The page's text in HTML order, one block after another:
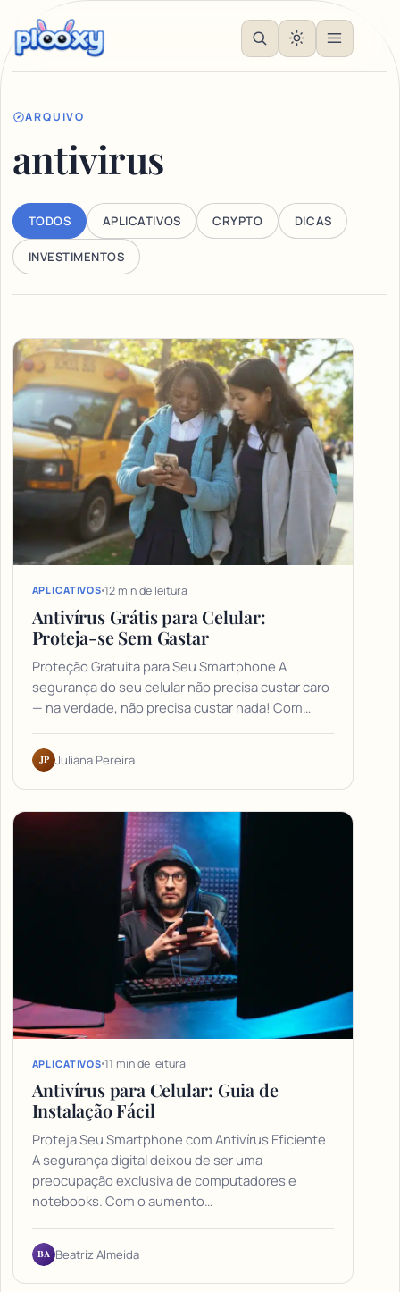
ARQUIVO
antivirus
TODOS APLICATIVOS CRYPTO DICAS
INVESTIMENTOS
Articles
APLICATIVOS 12 min de leitura
Antivírus Grátis para Celular:
Proteja-se Sem Gastar
Proteção Gratuita para Seu Smartphone A
segurança do seu celular não precisa custar caro
— na verdade, não precisa custar nada! Com…
JP Juliana Pereira
APLICATIVOS 11 min de leitura
Antivírus para Celular: Guia de
Instalação Fácil
Proteja Seu Smartphone com Antivírus Eficiente
A segurança digital deixou de ser uma
preocupação exclusiva de computadores e
notebooks. Com o aumento…
BA Beatriz Almeida